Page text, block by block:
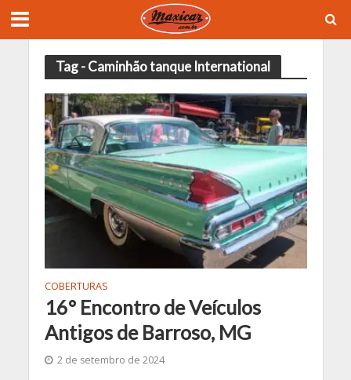
Tag - Caminhão tanque International
COBERTURAS
16° Encontro de Veículos
Antigos de Barroso, MG
2 de setembro de 2024